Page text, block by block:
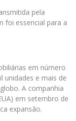
pela
foi essencial para a
em número
unidades e mais de
A companhia
em setembro de
expansão.